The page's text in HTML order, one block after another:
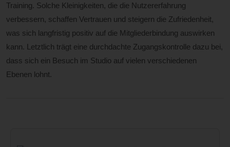
Training. Solche Kleinigkeiten, die die Nutzererfahrung
verbessern, schaffen Vertrauen und steigern die Zufriedenheit,
was sich langfristig positiv auf die Mitgliederbindung auswirken
kann. Letztlich trägt eine durchdachte Zugangskontrolle dazu bei,
dass sich ein Besuch im Studio auf vielen verschiedenen
Ebenen lohnt.